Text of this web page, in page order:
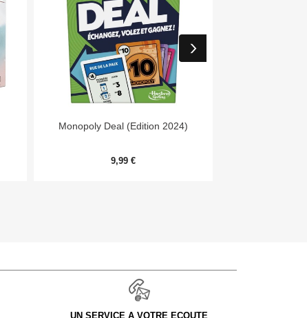
Aperçu rapide
Monopoly Deal (Edition 2024)
9,99 €
UN SERVICE A VOTRE ECOUTE